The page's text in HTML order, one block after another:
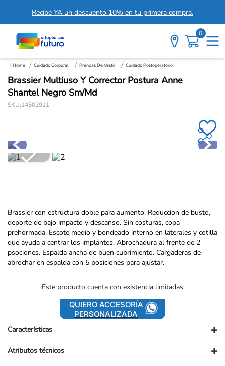
Recibe YA un descuento 10% en tu primera compra.
0
Cuidado Corporal Prendas De Vestir Cuidado Postoperatorio
Brassier Multiuso Y Corrector Postura Anne
Shantel Negro Sm/Md
SKU:14502911
Brassier con estructura doble para aumento. Reduccion de busto,
deporte de bajo impacto y descanso. Sin costuras, copa
prehormada. Escote medio y bondeado interno en laterales y cotilla
que ayuda a centrar los implantes. Abrochadura al frente de 2
psociones. Espalda ancha de buen cubrimiento. Cargaderas de
abrochar en espalda con 5 posiciones para ajustar.
Este producto cuenta con existencia limitadas
QUIERO ACCESORÍA
PERSONALIZADA
Características
+
Presentación comercial: UND
Atributos técnicos +